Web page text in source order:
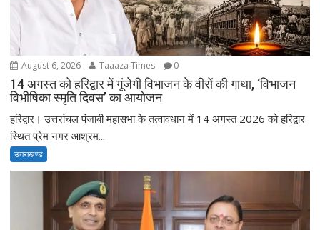
August 6, 2026 Taaaza Times 0
14 अगस्त को हरिद्वार में गूंजेगी विभाजन के वीरों की गाथा, ‘विभाजन
विभीषिका स्मृति दिवस’ का आयोजन
हरिद्वार। उत्तरांचल पंजाबी महासभा के तत्वावधान में 14 अगस्त 2026 को हरिद्वार
स्थित प्रेम नगर आश्रम...
उत्तराखण्ड